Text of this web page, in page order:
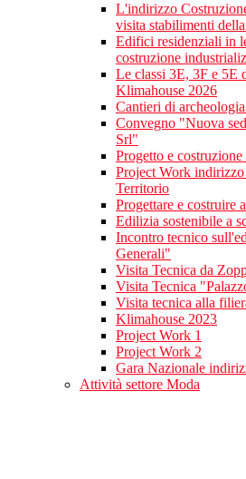
L'indirizzo
visita stabilimenti
Edifici residenziali in
costruzione
Le classi 3E, 3F e 5E
Klimahouse 2026
Cantieri di
Convegno "Nuova
Srl"
Progetto e
Project Work
Territorio
Progettare e costruire
Edilizia sostenibile a
Incontro tecnico
Generali"
Visita Tecnica da
Visita Tecnica
Visita tecnica alla
Klimahouse 2023
Project Work 1
Project Work 2
Gara Nazionale
Attività settore Moda